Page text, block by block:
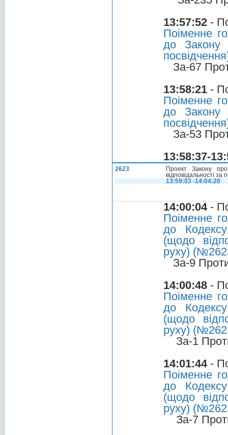
13:57:52 -
Поіменне
до Закону
За-67
13:58:21 -
Поіменне
до Закону
За-53
13:58:37-
2623
Проект Закону
відповідальності
13:59:03 -14:04:20
14:00:04-
Поіменне
до
(щодо
руху)
За-9
14:00:48 -
Поіменне
до
(щодо
руху)
За-1
14:01:44-
Поіменне
до
(щодо
руху)
За-7